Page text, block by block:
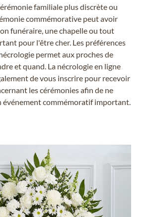
familiale plus discrète ou
commémorative peut avoir
funéraire, une chapelle ou tout
pour l'être cher. Les préférences
permet aux proches de
et quand. La nécrologie en ligne
de vous inscrire pour recevoir
les cérémonies afin de ne
événement commémoratif important.